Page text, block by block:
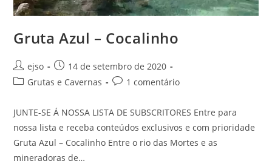
Gruta Azul – Cocalinho
Autor
do
ejso
Post
publicado:
14 de setembro de 2020
Categoria
Grutas e Cavernas
Comentários
1 comentário
JUNTE-SE Á NOSSA LISTA DE SUBSCRITORES Entre para
nossa lista e receba conteúdos exclusivos e com prioridade
Gruta Azul – Cocalinho Entre o rio das Mortes e as
mineradoras de…